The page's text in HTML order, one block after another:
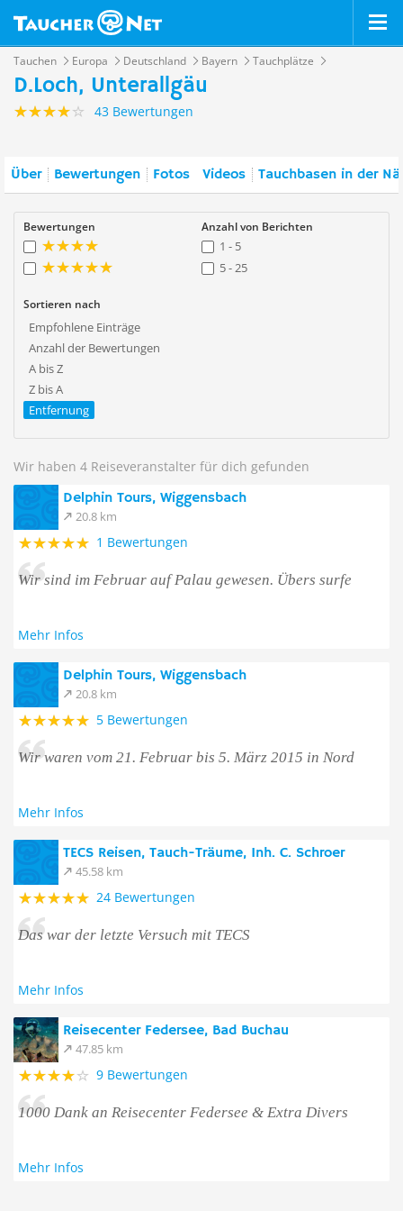
Tauchen Europa Deutschland Bayern Tauchplätze
D.Loch, Unterallgäu
43 Bewertungen
Über Bewertungen Fotos Videos Tauchbasen in der
Bewertungen Anzahl von Berichten
1 - 5
5 - 25
Sortieren nach
Empfohlene Einträge
Anzahl der Bewertungen
A bis Z
Z bis A
Entfernung
Wir haben 4 Reiseveranstalter für dich gefunden
Delphin Tours, Wiggensbach
20.8 km
1 Bewertungen
Wir sind im Februar auf Palau gewesen. Übers surfe
Mehr Infos
Delphin Tours, Wiggensbach
20.8 km
5 Bewertungen
Wir waren vom 21. Februar bis 5. März 2015 in Nord
Mehr Infos
TECS Reisen, Tauch-Träume, Inh. C. Schroer
45.58 km
24 Bewertungen
Das war der letzte Versuch mit TECS
Mehr Infos
Reisecenter Federsee, Bad Buchau
47.85 km
9 Bewertungen
1000 Dank an Reisecenter Federsee & Extra Divers
Mehr Infos